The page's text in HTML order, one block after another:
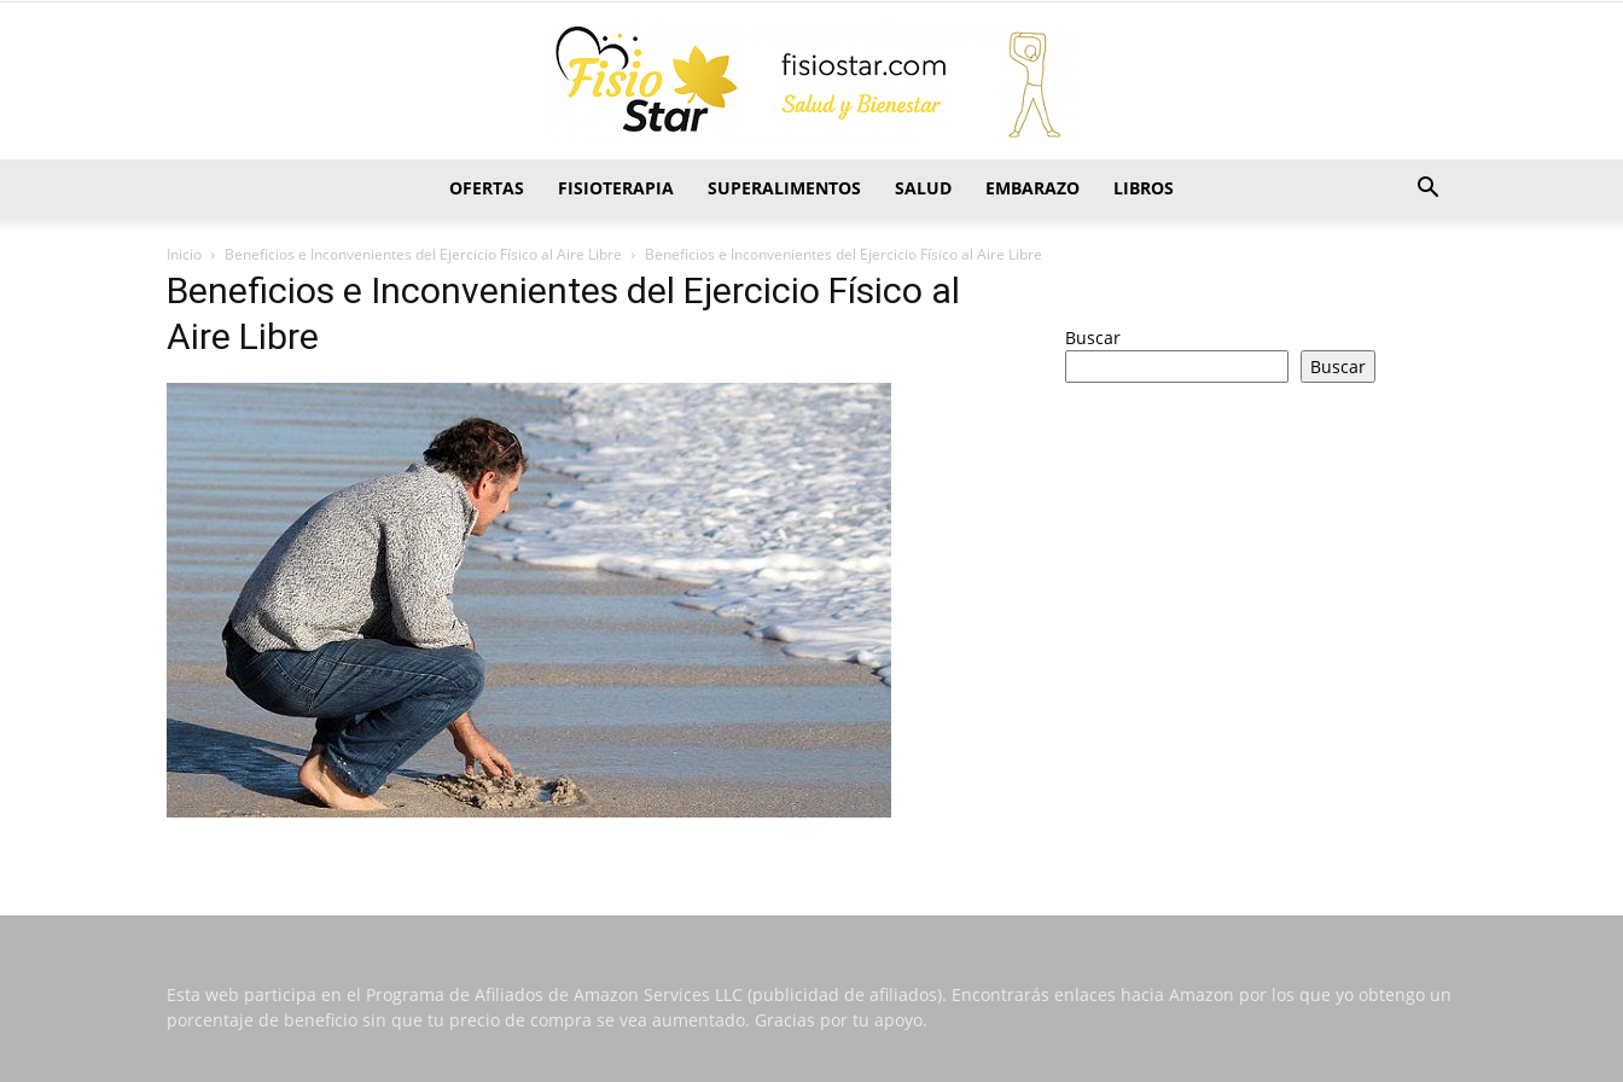
OFERTAS FISIOTERAPIA SUPERALIMENTOS SALUD EMBARAZO LIBROS
Inicio Beneficios e Inconvenientes del Ejercicio Físico al Aire Libre Beneficios e Inconvenientes del Ejercicio Físico al Aire Libre
Beneficios e Inconvenientes del Ejercicio Físico al
Aire Libre
Buscar
Buscar
Esta web participa en el Programa de Afiliados de Amazon Services LLC (publicidad de afiliados). Encontrarás enlaces hacia Amazon por los que yo obtengo un
porcentaje de beneficio sin que tu precio de compra se vea aumentado. Gracias por tu apoyo.